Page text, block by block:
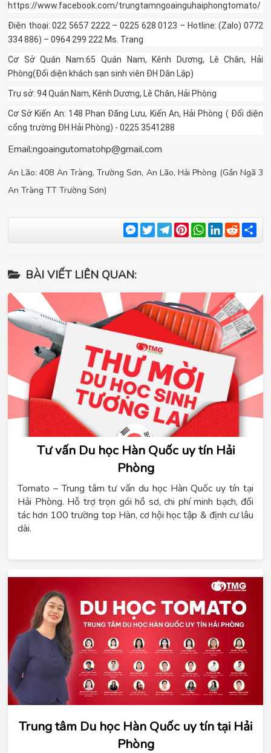
https://www.facebook.com/trungtamngoainguhaiphongtomato/
Điện thoại: 022 5657 2222 – 0225 628 0123 – Hotline: (Zalo) 0772
334 886) – 0964 299 222 Ms. Trang
Cơ Sở Quán Nam:65 Quán Nam, Kênh Dương, Lê Chân, Hải
Phòng(Đối diện khách sạn sinh viên ĐH Dân Lập)
Trụ sở: 94 Quán Nam, Kênh Dương, Lê Chân, Hải Phòng
Cơ Sở Kiến An: 148 Phan Đăng Lưu, Kiến An, Hải Phòng ( Đối diện
cổng trường ĐH Hải Phòng) - 0225 3541288
Email:ngoaingutomatohp@gmail.com
An Lão: 408 An Tràng, Trường Sơn, An Lão, Hải Phòng (Gần Ngã 3
An Tràng TT Trường Sơn)
Messenger
TwitterTelegram
Pinterest
WhatsApp
LinkedIn
Reddit
BÀI VIẾT LIÊN QUAN:
Tư vấn Du học Hàn Quốc uy tín Hải
Phòng
Tomato – Trung tâm tư vấn du học Hàn Quốc uy tín tại
Hải Phòng. Hỗ trợ trọn gói hồ sơ, chi phí minh bạch, đối
tác hơn 100 trường top Hàn, cơ hội học tập & định cư lâu
dài.
Trung tâm Du học Hàn Quốc uy tín tại Hải
Phòng